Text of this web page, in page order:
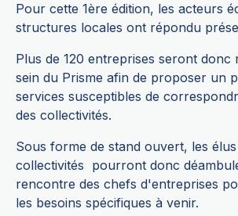
Pour cette 1ère édition, les acteurs
structures locales ont répondu
Plus de 120 entreprises seront donc
sein du Prisme afin de proposer un
services susceptibles de
des collectivités.
Sous forme de stand ouvert, les
collectivités pourront donc
rencontre des chefs d'entreprises
les besoins spécifiques à venir.